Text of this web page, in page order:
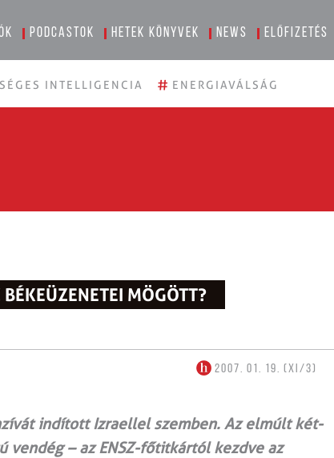
Podcastok Hetek könyvek News Előfizetés
INTELLIGENCIA # ENERGIAVÁLSÁG
MÖGÖTT?
2007. 01. 19. (XI/3)
indított Izraellel szemben. Az elmúlt két-
vendég – az ENSZ-főtitkártól kezdve az